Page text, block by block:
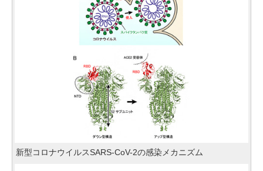
新型コロナウイルスSARS-CoV-2の感染メカニズム